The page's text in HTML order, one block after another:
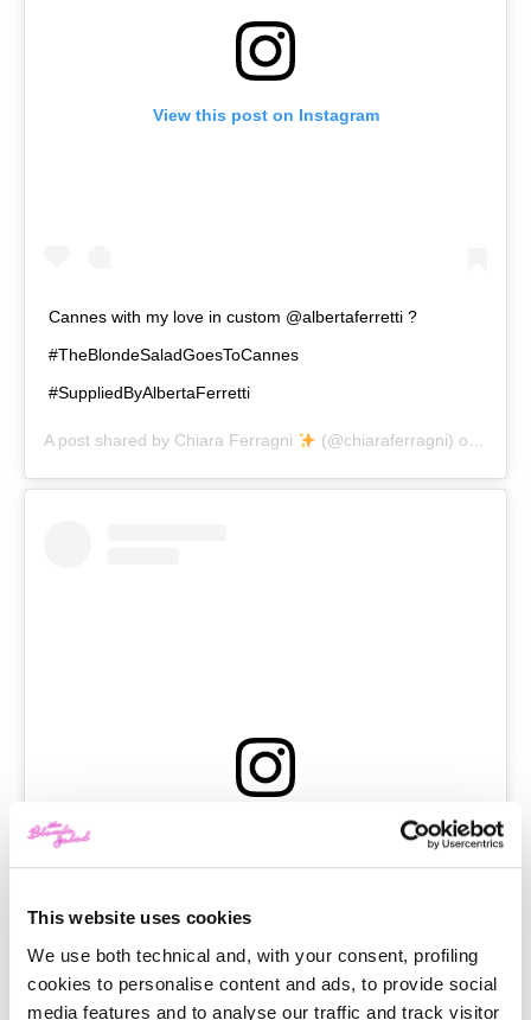
This website uses cookies
We use both technical and, with your consent, profiling
cookies to personalise content and ads, to provide social
media features and to analyse our traffic and track visitor
View this post on Instagram
Cannes with my love in custom @albertaferretti ?
#TheBlondeSaladGoesToCannes
#SuppliedByAlbertaFerretti
A post shared by Chiara Ferragni (@chiaraferragni) on May